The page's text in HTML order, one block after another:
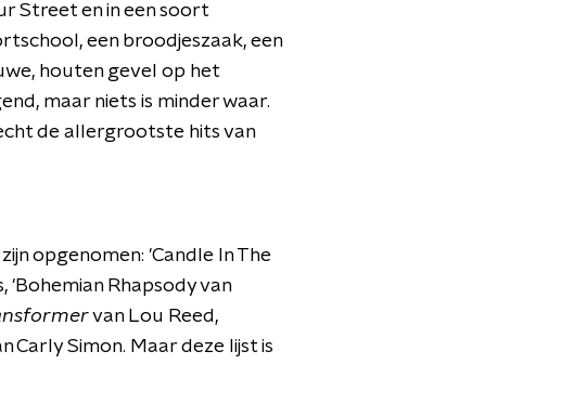
Street en in een soort
een broodjeszaak, een
houten gevel op het
maar niets is minder waar.
de allergrootste hits van
opgenomen: 'Candle In The
'Bohemian Rhapsody van
van Lou Reed,
Carly Simon. Maar deze lijst is